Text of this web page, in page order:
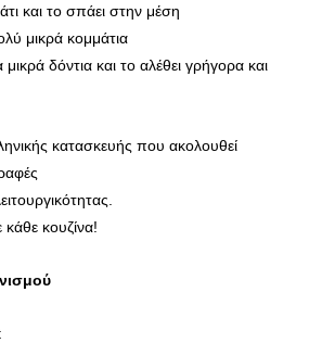
και το σπάει στην μέση
μικρά κομμάτια
δόντια και το αλέθει γρήγορα και
κατασκευής που ακολουθεί
κουζίνα!